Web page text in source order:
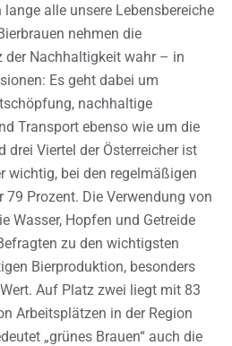
alle unsere Lebensbereiche
nehmen die
der Nachhaltigkeit wahr – in
Es geht dabei um
nachhaltige
Transport ebenso wie um die
drei Viertel der Österreicher ist
wichtig, bei den regelmäßigen
79 Prozent. Die Verwendung von
Wasser, Hopfen und Getreide
zu den wichtigsten
Bierproduktion, besonders
Auf Platz zwei liegt mit 83
Arbeitsplätzen in der Region
„grünes Brauen“ auch die